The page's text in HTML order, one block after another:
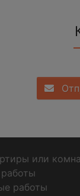
или
работы